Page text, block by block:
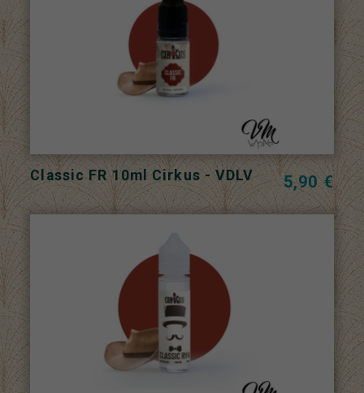
Classic FR 10ml Cirkus - VDLV 5,90 €